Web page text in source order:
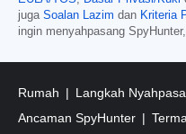
juga Soalan Lazim dan Kriteria
ingin menyahpasang SpyHunter,
Rumah Langkah
Ancaman SpyHunter